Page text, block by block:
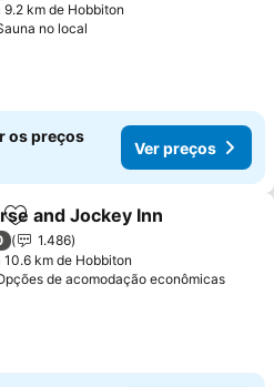
9.2 km de Hobbiton
no local
os preços
Ver preços
Adicionar aos favoritos
and Jockey Inn
1.486
10.6 km de Hobbiton
de acomodação econômicasVer